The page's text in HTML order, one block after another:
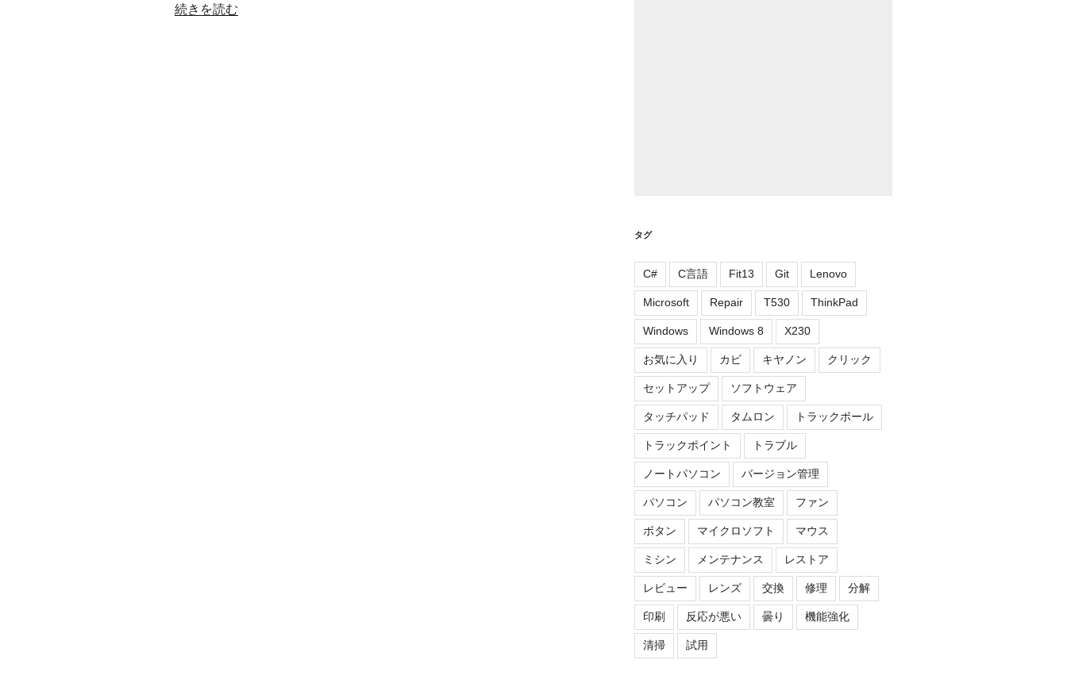
“ト
続きを読む
タグ
C# C言語 Fit13 Git Lenovo
Microsoft Repair T530 ThinkPad
Windows Windows 8 X230
お気に入り カビ キヤノン クリック
セットアップ ソフトウェア
タッチパッド タムロン トラックボール
トラックポイント トラブル
ノートパソコン バージョン管理
パソコン パソコン教室 ファン
ボタン マイクロソフト マウス
ミシン メンテナンス レストア
レビュー レンズ 交換 修理 分解
印刷 反応が悪い 曇り 機能強化
清掃 試用